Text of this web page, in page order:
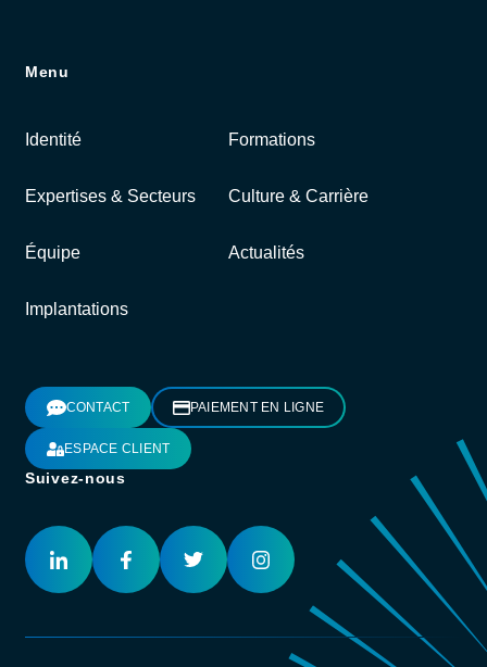
Menu
Identité Formations
Expertises & Secteurs Culture & Carrière
Équipe Actualités
Implantations
CONTACT PAIEMENT EN LIGNE
ESPACE CLIENT
Suivez-nous